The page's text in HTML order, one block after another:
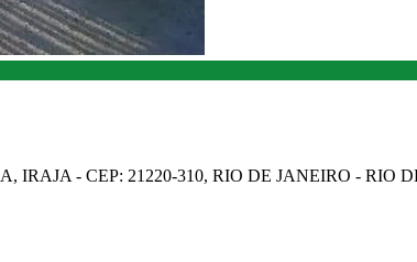
IRAJA - CEP: 21220-310, RIO DE JANEIRO - RIO